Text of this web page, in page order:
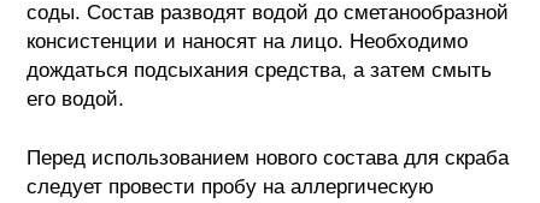
соды. Состав разводят водой до сметанообразной
консистенции и наносят на лицо. Необходимо
дождаться подсыхания средства, а затем смыть
его водой.
Перед использованием нового состава для скраба
следует провести пробу на аллергическую